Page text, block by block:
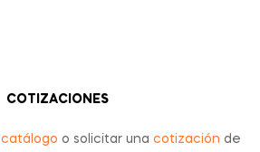
COTIZACIONES
catálogo o solicitar una cotización de